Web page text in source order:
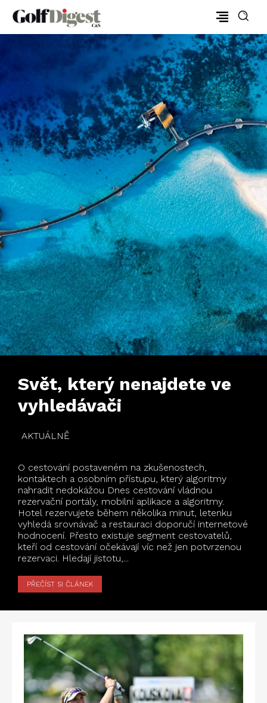
Svět, který nenajdete ve
vyhledávači
AKTUÁLNĚ
O cestování postaveném na zkušenostech,
kontaktech a osobním přístupu, který algoritmy
nahradit nedokážou Dnes cestování vládnou
rezervační portály, mobilní aplikace a algoritmy.
Hotel rezervujete během několika minut, letenku
vyhledá srovnávač a restauraci doporučí internetové
hodnocení. Přesto existuje segment cestovatelů,
kteří od cestování očekávají víc než jen potvrzenou
rezervaci. Hledají jistotu,...
PŘEČÍST SI ČLÁNEK